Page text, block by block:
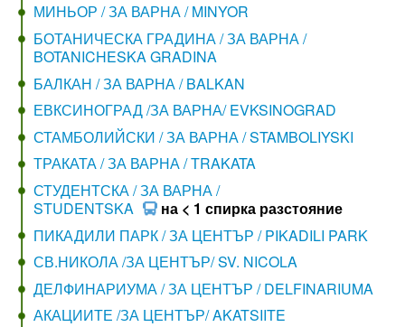
МИНЬОР / ЗА ВАРНА / MINYOR
БОТАНИЧЕСКА ГРАДИНА / ЗА ВАРНА /
BOTANICHESKA GRADINA
БАЛКАН / ЗА ВАРНА / BALKAN
ЕВКСИНОГРАД /ЗА ВАРНА/ EVKSINOGRAD
СТАМБОЛИЙСКИ / ЗА ВАРНА / STAMBOLIYSKI
ТРАКАТА / ЗА ВАРНА / TRAKATA
СТУДЕНТСКА / ЗА ВАРНА /
STUDENTSKA
на < 1 спирка разстояние
ПИКАДИЛИ ПАРК / ЗА ЦЕНТЪР / PIKADILI PARK
СВ.НИКОЛА /ЗА ЦЕНТЪР/ SV. NICOLA
ДЕЛФИНАРИУМА / ЗА ЦЕНТЪР / DELFINARIUMA
АКАЦИИТЕ /ЗА ЦЕНТЪР/ AKATSIITE